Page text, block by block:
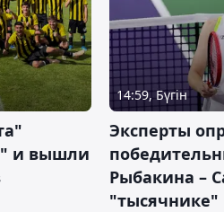
и вышли
14:59, Бүгін
Эксперты
Рыбакина –
"тысячнике"